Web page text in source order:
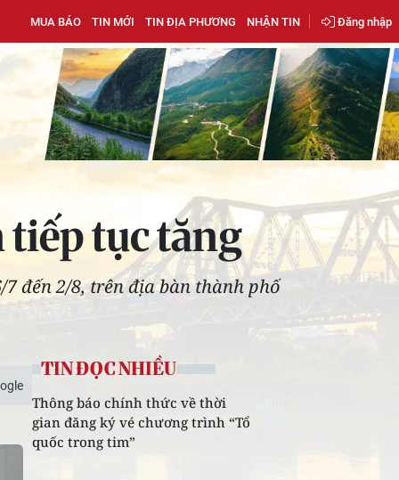
MUA BÁO TIN MỚI TIN ĐỊA PHƯƠNG NHẬN TIN Đăng nhập
tiếp tục tăng
đến 2/8, trên địa bàn thành phố
TIN ĐỌC NHIỀU
Thông báo chính thức về thời
gian đăng ký vé chương trình “Tổ
quốc trong tim”